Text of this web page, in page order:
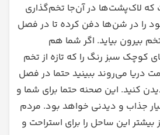
که لاک‌پشت‌ها در آن‌جا تخم‌گذاری
را در شن‌ها دفن کرده تا در فصل
بیرون بیاید. اگر شما هم
کوچک سبز رنگ را که تازه از تخم
دریا می‌روند ببینید حتما در فصل
کنید. این صحنه حتما برای شما و
جذاب و دیدنی خواهد بود. مردم
این ساحل را برای استراحت و